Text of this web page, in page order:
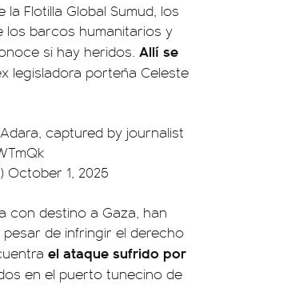
Flotilla Global Sumud, los
los barcos humanitarios y
si hay heridos. Allí se
legisladora porteña Celeste
captured by journalist
October 1, 2025
con destino a Gaza, han
de infringir el derecho
el ataque sufrido por
en el puerto tunecino de